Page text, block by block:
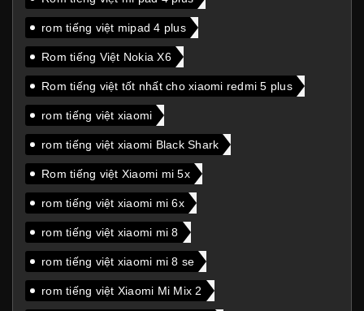
rom tiếng việt mipad 4 plus
Rom tiếng Việt Nokia X6
Rom tiếng việt tốt nhất cho xiaomi redmi 5 plus
rom tiếng việt xiaomi
rom tiếng việt xiaomi Black Shark
Rom tiếng việt Xiaomi mi 5x
rom tiếng việt xiaomi mi 6x
rom tiếng việt xiaomi mi 8
rom tiếng việt xiaomi mi 8 se
rom tiếng việt Xiaomi Mi Mix 2